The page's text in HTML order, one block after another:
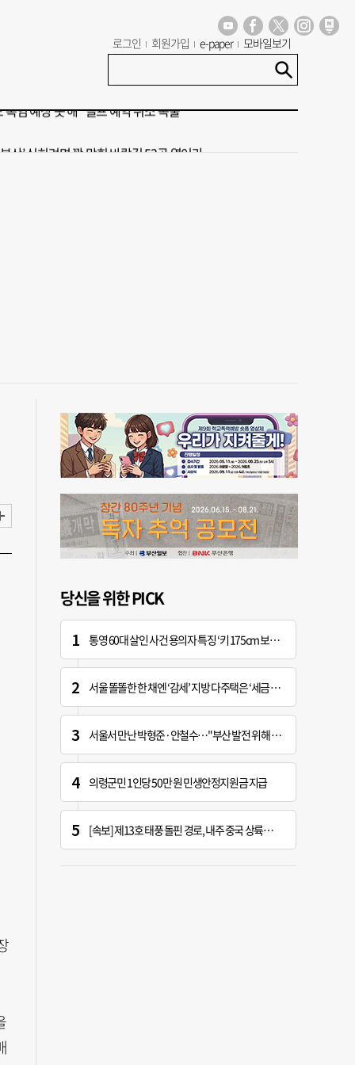
로그인 회원가입 e-paper 모바일보기
성향 단체 '신남성연대' 대표 숨진 채 발견
폭염 예상 못 해” 골프 예약 취소 속출
당신을 위한 PICK
통영 60대 살인 사건 용의자 특징 ‘키 175cm 보통 체격’
서울 똘똘한 한 채엔 ‘감세’ 지방 다주택은 ‘세금 폭탄’
서울서 만난 박형준·안철수…"부산 발전 위해 힘 보태기로"
의령군민 1인당 50만 원 민생안정지원금 지급
[속보] 제13호 태풍 돌핀 경로, 내주 중국 상륙…'불가마 더위' 언제까지